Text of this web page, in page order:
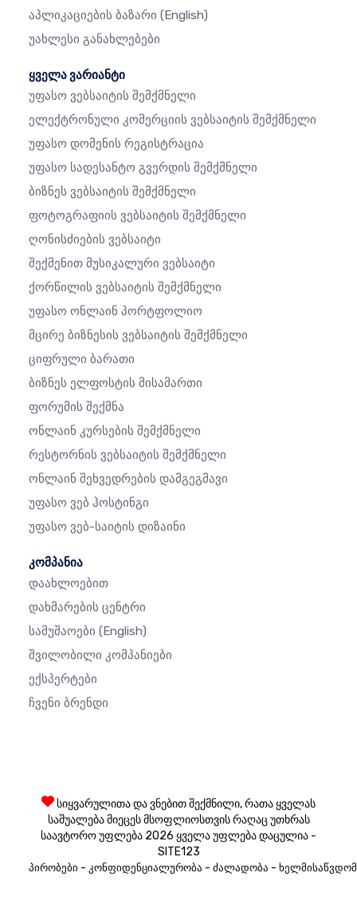
Აპლიკაციების Ბაზარი (English)
Უახლესი Განახლებები
ყველა ვარიანტი
Უფასო Ვებსაიტის Შემქმნელი
Ელექტრონული Კომერციის Ვებსაიტის Შემქმნელი
Უფასო Დომენის Რეგისტრაცია
Უფასო Სადესანტო Გვერდის Შემქმნელი
Ბიზნეს Ვებსაიტის Შემქმნელი
Ფოტოგრაფიის Ვებსაიტის Შემქმნელი
Ღონისძიების Ვებსაიტი
Შექმენით Მუსიკალური Ვებსაიტი
Ქორწილის Ვებსაიტის Შემქმნელი
Უფასო Ონლაინ Პორტფოლიო
Მცირე Ბიზნესის Ვებსაიტის Შემქმნელი
Ციფრული Ბარათი
Ბიზნეს Ელფოსტის Მისამართი
Ფორუმის Შექმნა
Ონლაინ Კურსების Შემქმნელი
Რესტორნის Ვებსაიტის Შემქმნელი
Ონლაინ Შეხვედრების Დამგეგმავი
Უფასო Ვებ Ჰოსტინგი
Უფასო Ვებ-Საიტის Დიზაინი
კომპანია
Დაახლოებით
Დახმარების Ცენტრი
Სამუშაოები (English)
Შვილობილი Კომპანიები
Ექსპერტები
Ჩვენი Ბრენდი
სიყვარულითა და ვნებით შექმნილი, რათა ყველას
საშუალება მიეცეს მსოფლიოსთვის რაღაც უთხრას
საავტორო უფლება 2026 ყველა უფლება დაცულია -
SITE123
პირობები - კონფიდენციალურობა - ძალადობა -